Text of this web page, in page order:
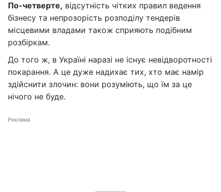
По-четверте, відсутність чітких правил ведення
бізнесу та непрозорість розподілу тендерів
місцевими владами також сприяють подібним
розбіркам.
До того ж, в Україні наразі не існує невідворотності
покарання. А це дуже надихає тих, хто має намір
здійснити злочин: вони розуміють, що їм за це
нічого не буде.
Реклама